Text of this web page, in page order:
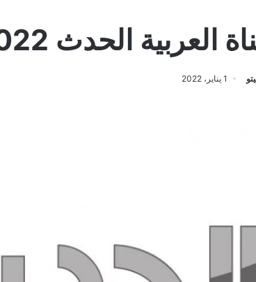
الحدث 2022 عرب سات
1 يناير، 2022